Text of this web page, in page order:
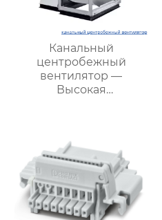
Канальный
центробежный
вентилятор —
Высокая
бизнеса